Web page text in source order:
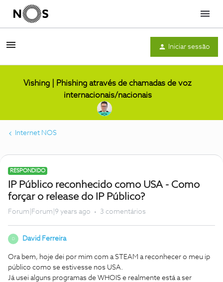
Menu
Iniciar sessão
Vishing | Phishing através de chamadas de voz
internacionais/nacionais
Internet NOS
RESPONDIDO
IP Público reconhecido como USA - Como
forçar o release do IP Público?
Forum|Forum|9 years ago 3 comentários
D David Ferreira
Ora bem, hoje dei por mim com a STEAM a reconhecer o meu ip
público como se estivesse nos USA.
Já usei alguns programas de WHOIS e realmente está a ser